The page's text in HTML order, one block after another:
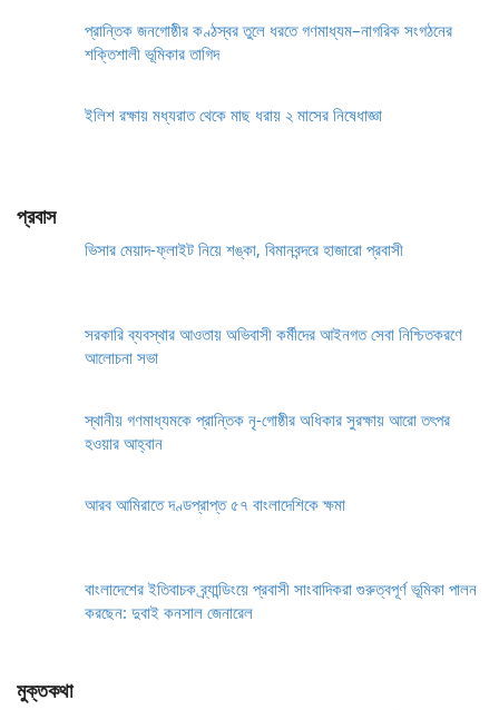
প্রান্তিক জনগোষ্ঠীর কণ্ঠস্বর তুলে ধরতে গণমাধ্যম–নাগরিক সংগঠনের
শক্তিশালী ভূমিকার তাগিদ
ইলিশ রক্ষায় মধ্যরাত থেকে মাছ ধরায় ২ মাসের নিষেধাজ্ঞা
প্রবাস
ভিসার মেয়াদ-ফ্লাইট নিয়ে শঙ্কা, বিমানবন্দরে হাজারো প্রবাসী
সরকারি ব্যবস্থার আওতায় অভিবাসী কর্মীদের আইনগত সেবা নিশ্চিতকরণে
আলোচনা সভা
স্থানীয় গণমাধ্যমকে প্রান্তিক নৃ-গোষ্ঠীর অধিকার সুরক্ষায় আরো তৎপর
হওয়ার আহ্বান
আরব আমিরাতে দণ্ডপ্রাপ্ত ৫৭ বাংলাদেশিকে ক্ষমা
বাংলাদেশের ইতিবাচক ব্র্যান্ডিংয়ে প্রবাসী সাংবাদিকরা গুরুত্বপূর্ণ ভূমিকা পালন
করছেন: দুবাই কনসাল জেনারেল
মুক্তকথা